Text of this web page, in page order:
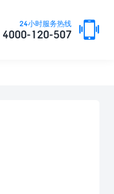
24小时服务热线
4000-120-507 